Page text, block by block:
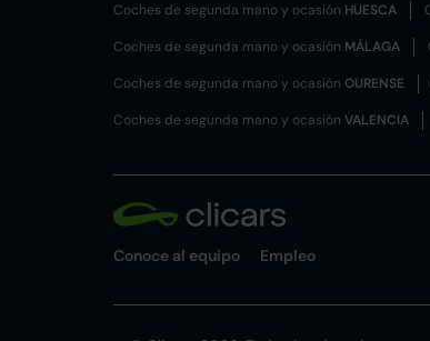
Coches de segunda mano y ocasión HUESCA
Coches de segunda mano y ocasión MÁLAGA
Coches de segunda mano y ocasión OURENSE
Coches de segunda mano y ocasión VALENCIA
Conoce al equipo Empleo